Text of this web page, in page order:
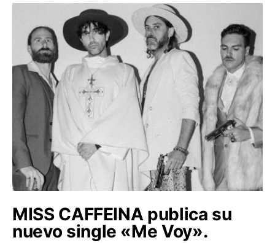
MISS CAFFEINA publica su
nuevo single «Me Voy».